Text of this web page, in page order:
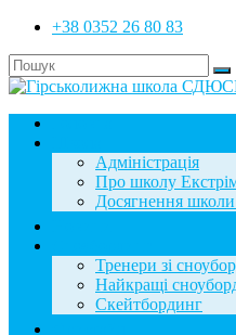
+38 0352 26 80 83
Адміністрація
Про школу
Досягнення школи
Тренери зі
Найкращі
Скейтбординг